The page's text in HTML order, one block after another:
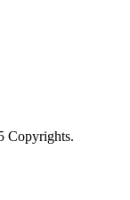
Copyrights.